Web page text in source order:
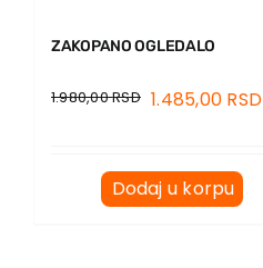
ZAKOPANO OGLEDALO
1.980,00RSD 1.485,00 RSD
Dodaj u korpu